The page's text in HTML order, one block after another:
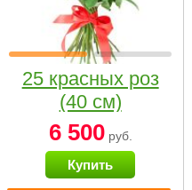
25 красных роз
(40 см)
6 500руб.
Купить